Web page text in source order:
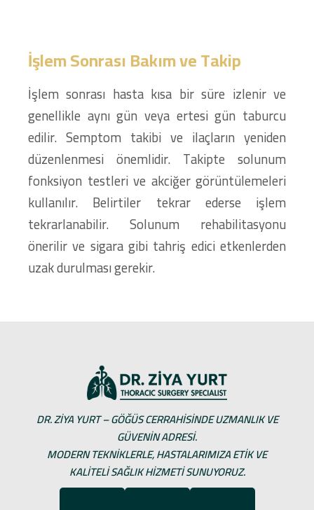
İşlem Sonrası Bakım ve Takip
İşlem sonrası hasta kısa bir süre izlenir ve
genellikle aynı gün veya ertesi gün taburcu
edilir. Semptom takibi ve ilaçların yeniden
düzenlenmesi önemlidir. Takipte solunum
fonksiyon testleri ve akciğer görüntülemeleri
kullanılır. Belirtiler tekrar ederse işlem
tekrarlanabilir. Solunum rehabilitasyonu
önerilir ve sigara gibi tahriş edici etkenlerden
uzak durulması gerekir.
DR. ZIYA YURT – GÖĞÜS CERRAHISINDE UZMANLIK VE
GÜVENIN ADRESI.
MODERN TEKNIKLERLE, HASTALARIMIZA ETIK VE
KALITELI SAĞLIK HIZMETI SUNUYORUZ.